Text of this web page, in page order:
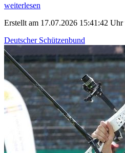
weiterlesen
Erstellt am 17.07.2026 15:41:42
Deutscher Schützenbund